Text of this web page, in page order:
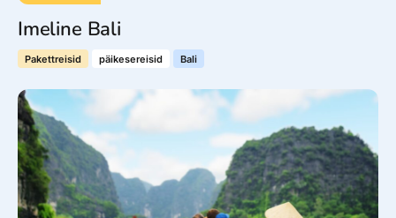
Imeline Bali
Pakettreisid päikesereisid Bali